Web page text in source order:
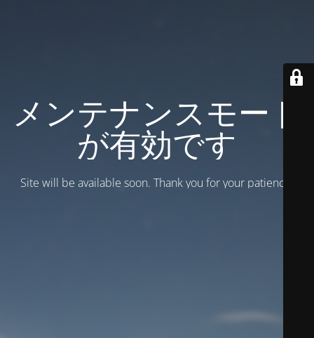
メンテナンスモード
が有効です
Site will be available soon. Thank you for your patience!